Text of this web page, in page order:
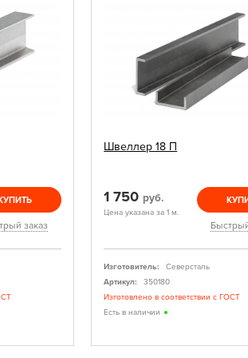
заказ
Швеллер 18 П
1 750 руб.
Цена указана за 1 м.
Изготовитель:
Северсталь
Артикул:
350180
Изготовлено в соответствии с ГОСТ
Есть в наличии